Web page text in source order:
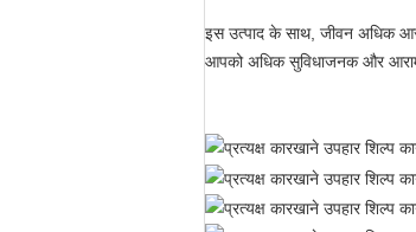
इस उत्पाद के साथ, जीवन अधिक
आपको अधिक सुविधाजनक और